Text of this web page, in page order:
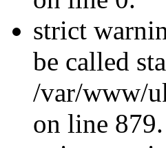
strict
be called
/var/www/
on line 879.